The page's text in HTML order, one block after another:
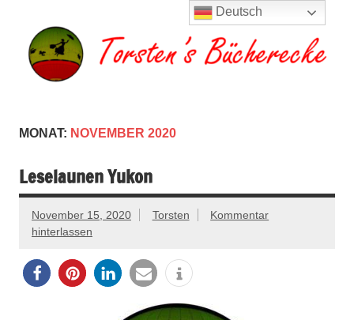
springen
MONAT: NOVEMBER 2020
Leselaunen Yukon
November 15, 2020 Torsten
Kommentar
hinterlassen
Deutsch